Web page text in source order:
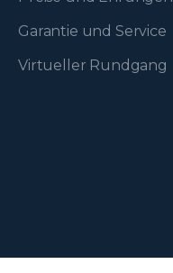
Garantie und Service
Virtueller Rundgang